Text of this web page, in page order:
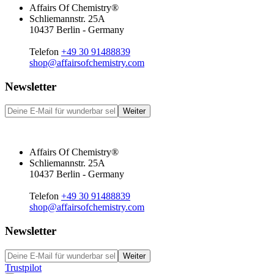
Affairs Of Chemistry®
Schliemannstr. 25A
10437 Berlin - Germany
Telefon +49 30 91488839
shop@affairsofchemistry.com
Newsletter
Weiter
Affairs Of Chemistry®
Schliemannstr. 25A
10437 Berlin - Germany
Telefon +49 30 91488839
shop@affairsofchemistry.com
Newsletter
Weiter
Trustpilot